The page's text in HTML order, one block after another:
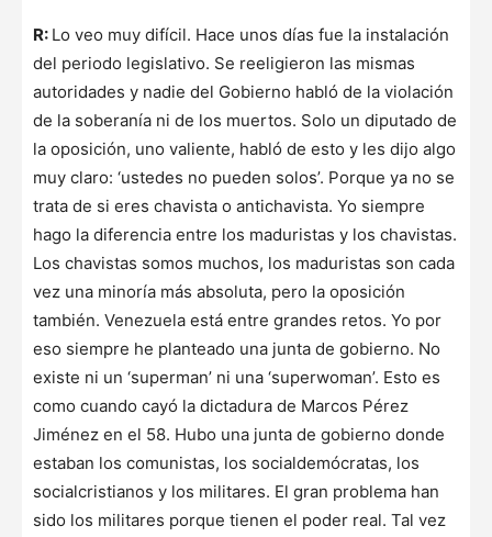
R: Lo veo muy difícil. Hace unos días fue la instalación
del periodo legislativo. Se reeligieron las mismas
autoridades y nadie del Gobierno habló de la violación
de la soberanía ni de los muertos. Solo un diputado de
la oposición, uno valiente, habló de esto y les dijo algo
muy claro: ‘ustedes no pueden solos’. Porque ya no se
trata de si eres chavista o antichavista. Yo siempre
hago la diferencia entre los maduristas y los chavistas.
Los chavistas somos muchos, los maduristas son cada
vez una minoría más absoluta, pero la oposición
también. Venezuela está entre grandes retos. Yo por
eso siempre he planteado una junta de gobierno. No
existe ni un ‘superman’ ni una ‘superwoman’. Esto es
como cuando cayó la dictadura de Marcos Pérez
Jiménez en el 58. Hubo una junta de gobierno donde
estaban los comunistas, los socialdemócratas, los
socialcristianos y los militares. El gran problema han
sido los militares porque tienen el poder real. Tal vez